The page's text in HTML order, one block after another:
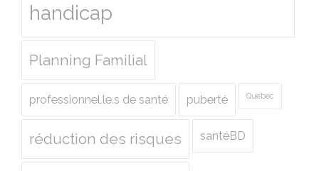
handicap
Planning Familial
professionnel.le.s de santé puberté Quebec
réduction des risques santéBD